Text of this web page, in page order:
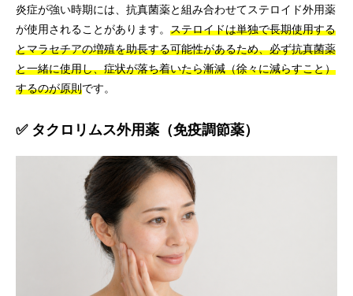
炎症が強い時期には、抗真菌薬と組み合わせてステロイド外用薬
が使用されることがあります。 ステロイドは単独で長期使用する
とマラセチアの増殖を助長する可能性があるため、必ず抗真菌薬
と一緒に使用し、症状が落ち着いたら漸減（徐々に減らすこと）
するのが原則です。
✅ タクロリムス外用薬（免疫調節薬）